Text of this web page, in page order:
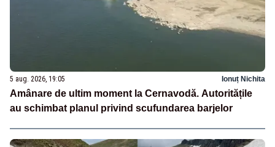
5 aug. 2026, 19:05 Ionuț Nichita
Amânare de ultim moment la Cernavodă. Autoritățile
au schimbat planul privind scufundarea barjelor